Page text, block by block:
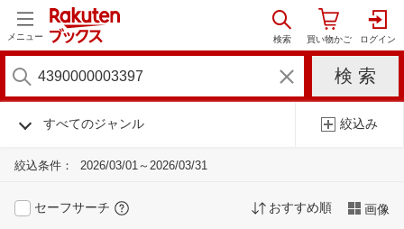
メニュー
すべてのジャンル 絞込み
絞込条件： 2026/03/01～2026/03/31
セーフサーチ おすすめ順 画像